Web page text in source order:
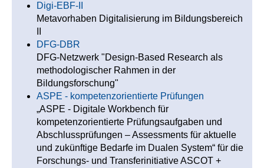
Digi-EBF-II
Metavorhaben Digitalisierung im Bildungsbereich
DFG-DBR
DFG-Netzwerk "Design-Based Research als
methodologischer Rahmen in der
Bildungsforschung"
ASPE - kompetenzorientierte Prüfungen
„ASPE - Digitale Workbench für
kompetenzorientierte Prüfungsaufgaben und
Abschlussprüfungen – Assessments für aktuelle
und zukünftige Bedarfe im Dualen System“ für die
Forschungs- und Transferinitiative ASCOT +